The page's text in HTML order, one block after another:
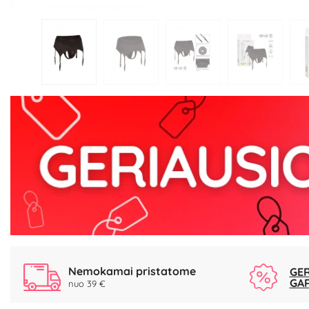
Nemokamai pristatome
nuo 39 €